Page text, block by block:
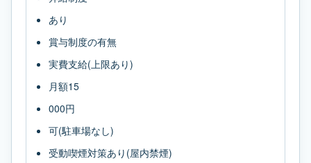
あり
賞与制度の有無
実費支給(上限あり)
月額15
000円
可(駐車場なし)
受動喫煙対策あり(屋内禁煙)